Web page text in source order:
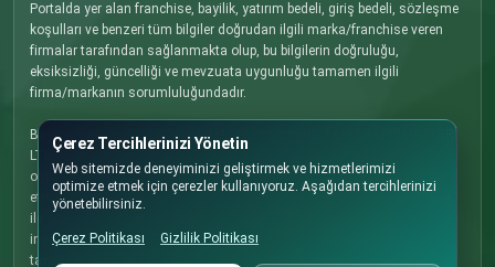
Portalda yer alan franchise, bayilik, yatırım bedeli, giriş bedeli, sözleşme
koşulları ve benzeri tüm bilgiler doğrudan ilgili marka/franchise veren
firmalar tarafından sağlanmakta olup, bu bilgilerin doğruluğu,
eksiksizliği, güncelliği ve mevzuata uygunluğu tamamen ilgili
firma/markanın sorumluluğundadır.
Bayimolurmusun.com.tr ve EREM YAYINCILIK VE TANITIM HİZMETLERİ
LTD. ŞTİ., firmalar tarafından paylaşılan bilgilerin hatalı, eksik, güncel
olmaması veya mevzuata aykırı olmasından dolayı sorumluluk kabul
etmez. Yatırım kararı vermeden önce ilgili marka/franchise veren firma
ile doğrudan iletişime geçmenizi, tüm koşulları detaylı olarak
incelemenizi ve gerekli hukuki, mali ve ticari danışmanlığı almanızı
tavsiye ederiz.
Çerez Tercihlerinizi Yönetin
Web sitemizde deneyiminizi geliştirmek ve hizmetlerimizi
optimize etmek için çerezler kullanıyoruz. Aşağıdan tercihlerinizi
yönetebilirsiniz.
Çerez Politikası Gizlilik Politikası